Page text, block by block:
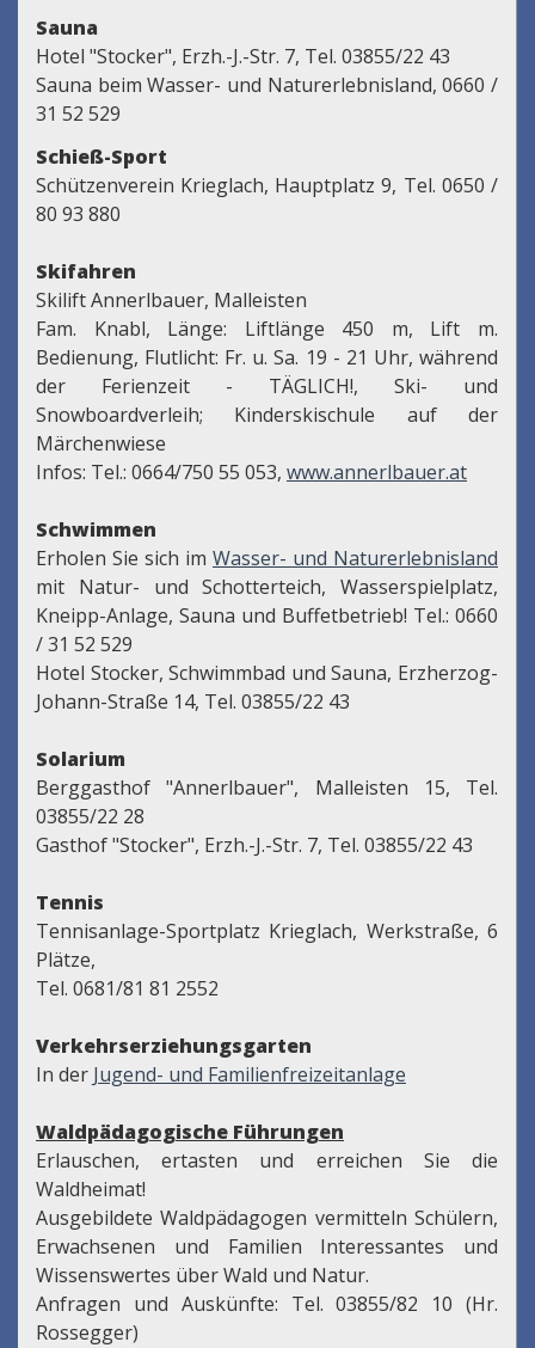
Sauna
Hotel "Stocker", Erzh.-J.-Str. 7, Tel. 03855/22 43
Sauna beim Wasser- und Naturerlebnisland, 0660 /
31 52 529
Schieß-Sport
Schützenverein Krieglach, Hauptplatz 9, Tel. 0650 /
80 93 880
Skifahren
Skilift Annerlbauer, Malleisten
Fam. Knabl, Länge: Liftlänge 450 m, Lift m.
Bedienung, Flutlicht: Fr. u. Sa. 19 - 21 Uhr, während
der Ferienzeit - TÄGLICH!, Ski- und
Snowboardverleih; Kinderskischule auf der
Märchenwiese
Infos: Tel.: 0664/750 55 053, www.annerlbauer.at
Schwimmen
Erholen Sie sich im Wasser- und Naturerlebnisland
mit Natur- und Schotterteich, Wasserspielplatz,
Kneipp-Anlage, Sauna und Buffetbetrieb! Tel.: 0660
/ 31 52 529
Hotel Stocker, Schwimmbad und Sauna, Erzherzog-
Johann-Straße 14, Tel. 03855/22 43
Solarium
Berggasthof "Annerlbauer", Malleisten 15, Tel.
03855/22 28
Gasthof "Stocker", Erzh.-J.-Str. 7, Tel. 03855/22 43
Tennis
Tennisanlage-Sportplatz Krieglach, Werkstraße, 6
Plätze,
Tel. 0681/81 81 2552
Verkehrserziehungsgarten
In der Jugend- und Familienfreizeitanlage
Waldpädagogische Führungen
Erlauschen, ertasten und erreichen Sie die
Waldheimat!
Ausgebildete Waldpädagogen vermitteln Schülern,
Erwachsenen und Familien Interessantes und
Wissenswertes über Wald und Natur.
Anfragen und Auskünfte: Tel. 03855/82 10 (Hr.
Rossegger)